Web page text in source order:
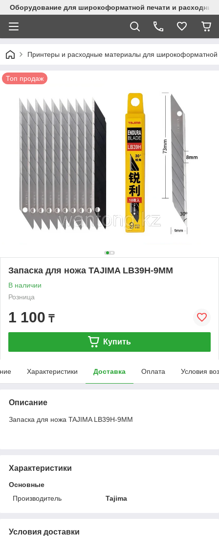
Оборудование для широкоформатной печати и
Принтеры и расходные материалы для широкоформатной
Топ продаж
Запаска для ножа TAJIMA LB39H-9MM
В наличии
Розница
1 100 ₸
Купить
Характеристики Доставка Оплата Условия
Описание
Запаска для ножа TAJIMA LB39H-9MM
Характеристики
Основные
Производитель
Tajima
Условия доставки